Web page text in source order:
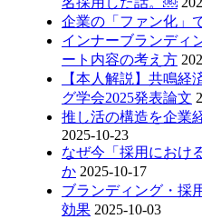
企業の「ファン化」
インナーブランディ
ート内容の考え方
【本人解説】共鳴経
グ学会2025発表論文
推し活の構造を企業
2025-10-23
なぜ今「採用におけ
か 2025-10-17
ブランディング・採
効果 2025-10-03